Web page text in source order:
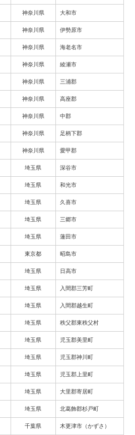
神奈川県 大和市
神奈川県 伊勢原市
神奈川県 海老名市
神奈川県 綾瀬市
神奈川県 三浦郡
神奈川県 高座郡
神奈川県 中郡
神奈川県 足柄下郡
神奈川県 愛甲郡
埼玉県 深谷市
埼玉県 和光市
埼玉県 久喜市
埼玉県 三郷市
埼玉県 蓮田市
東京都 昭島市
埼玉県 日高市
埼玉県 入間郡三芳町
埼玉県 入間郡越生町
埼玉県 秩父郡東秩父村
埼玉県 児玉郡美里町
埼玉県 児玉郡神川町
埼玉県 児玉郡上里町
埼玉県 大里郡寄居町
埼玉県 北葛飾郡杉戸町
千葉県 木更津市（かずさ）